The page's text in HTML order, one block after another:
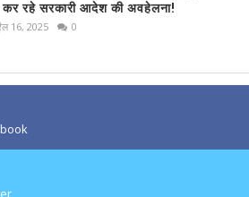
रहे सरकारी आदेश की अवहेलना!
16, 2025 0